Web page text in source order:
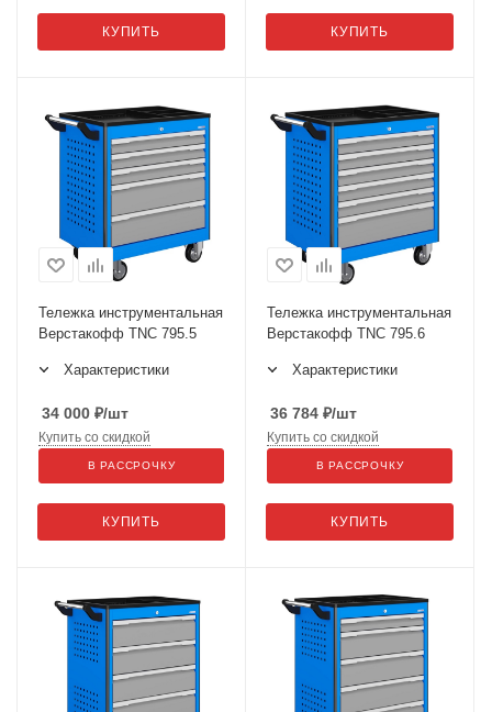
КУПИТЬ КУПИТЬ
Тележка инструментальная
Верстакофф TNC 795.5
Характеристики
34 000 ₽/шт
КУПИТЬ
Купить со скидкой
В РАССРОЧКУ
Тележка инструментальная
Верстакофф TNC 795.6
Характеристики
36 784 ₽/шт
КУПИТЬ
Купить со скидкой
В РАССРОЧКУ